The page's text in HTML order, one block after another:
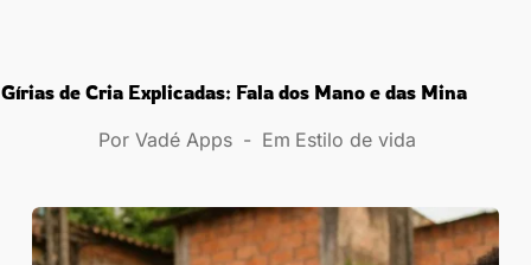
Gírias de Cria Explicadas: Fala dos Mano e das Mina
Por Vadé Apps Em Estilo de vida